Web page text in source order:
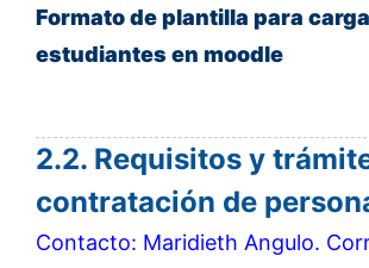
Formato de plantilla para
estudiantes en moodle
2.2. Requisitos y
contratación de
Contacto: Maridieth Angulo.